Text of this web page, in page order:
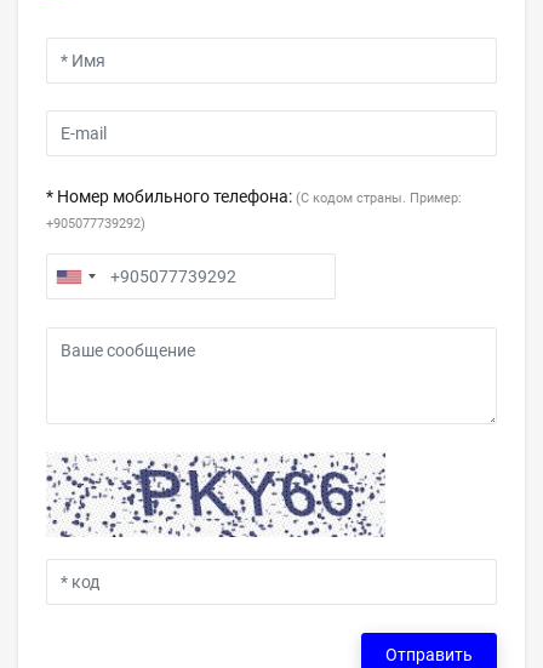
* Номер мобильного телефона: (С кодом страны. Пример:
+905077739292)
Отправить